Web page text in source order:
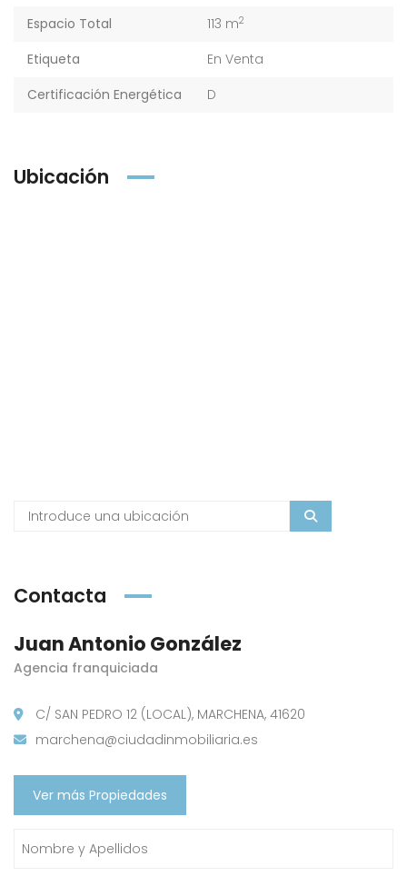
Espacio Total
113 m2
Etiqueta
En Venta
Certificación Energética
D
Ubicación
Contacta
Juan Antonio González
Agencia franquiciada
C/ SAN PEDRO 12 (LOCAL), MARCHENA, 41620
marchena@ciudadinmobiliaria.es
Ver más Propiedades